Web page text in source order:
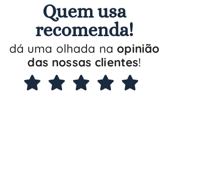
Quem usa
recomenda!
dá uma olhada na opinião
das nossas clientes!